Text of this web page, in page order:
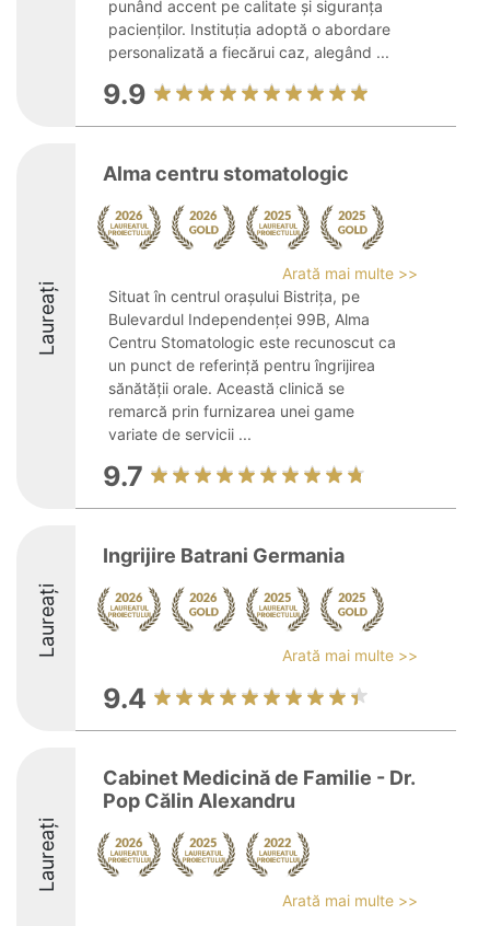
punând accent pe calitate și siguranța
pacienților. Instituția adoptă o abordare
personalizată a fiecărui caz, alegând ...
9.9
Laureați
Alma centru stomatologic
Arată mai multe >>
Situat în centrul orașului Bistrița, pe
Bulevardul Independenței 99B, Alma
Centru Stomatologic este recunoscut ca
un punct de referință pentru îngrijirea
sănătății orale. Această clinică se
remarcă prin furnizarea unei game
variate de servicii ...
9.7
Laureați
Ingrijire Batrani Germania
Arată mai multe >>
9.4
Laureați
Cabinet Medicină de Familie - Dr.
Pop Călin Alexandru
Arată mai multe >>